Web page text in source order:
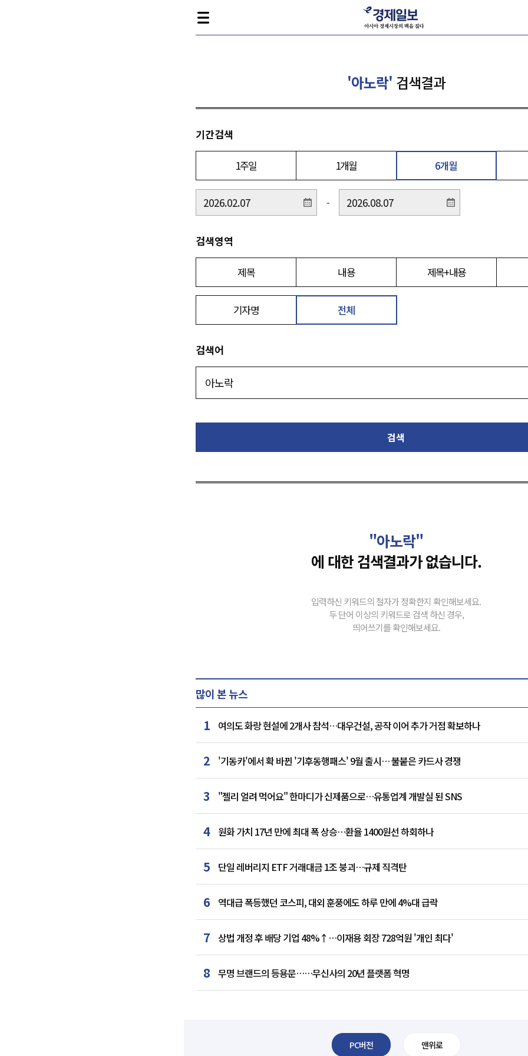
'아노락' 검색결과
기간검색
1주일 1개월 6개월
-
검색영역
제목 내용 제목+내용
기자명 전체
검색어
검색
"아노락"
에 대한 검색결과가 없습니다.
입력하신 키워드의 철자가 정확한지 확인해보세요.
두 단어 이상의 키워드로 검색 하신 경우,
띄어쓰기를 확인해보세요.
많이 본 뉴스
1 여의도 화랑 현설에 2개사 참석…대우건설, 공작 이어 추가 거점 확보하나
2 '기동카'에서 확 바뀐 '기후동행패스' 9월 출시… 불붙은 카드사 경쟁
3 "젤리 얼려 먹어요" 한마디가 신제품으로…유통업계 개발실 된 SNS
4 원화 가치 17년 만에 최대 폭 상승…환율 1400원선 하회하나
5 단일 레버리지 ETF 거래대금 1조 붕괴…규제 직격탄
6 역대급 폭등했던 코스피, 대외 훈풍에도 하루 만에 4%대 급락
7 상법 개정 후 배당 기업 48%↑…이재용 회장 728억원 '개인 최다'
8 무명 브랜드의 등용문……무신사의 20년 플랫폼 혁명
PC버전 맨위로